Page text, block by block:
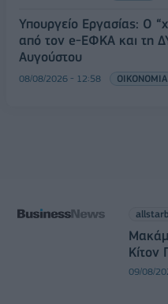
Υπουργείο Εργασίας: Ο
από τον e-ΕΦΚΑ και τη
Αυγούστου
08/08/2026 - 12:58 ΟΙΚΟΝΟΜΙΑ
Κίτον
09/08/